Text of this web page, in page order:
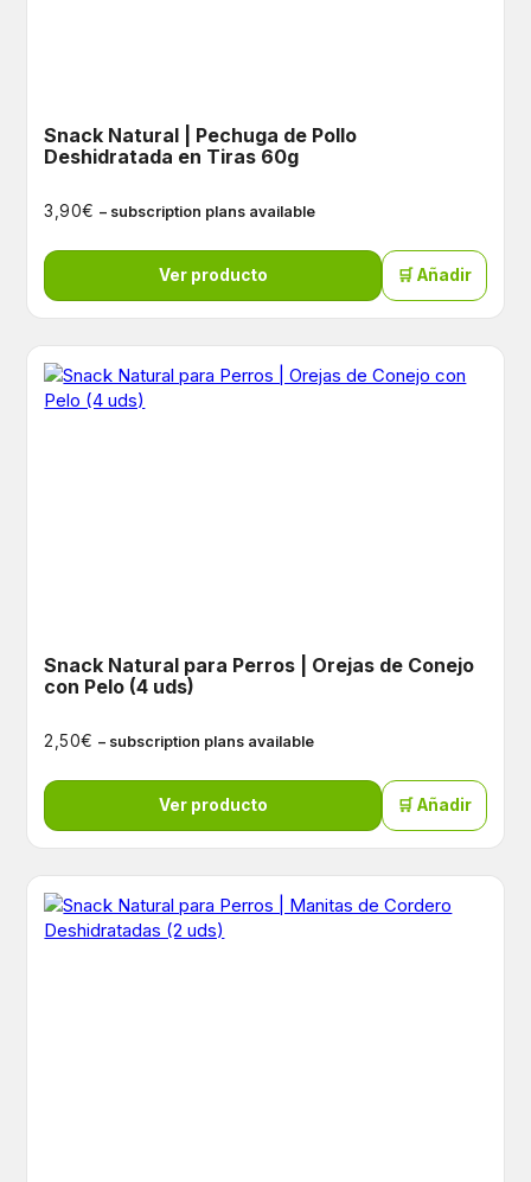
Snack Natural | Pechuga de Pollo
Deshidratada en Tiras 60g
3,90€ – subscription plans available
Ver producto 🛒 Añadir
Snack Natural para Perros | Orejas de Conejo
con Pelo (4 uds)
2,50€ – subscription plans available
Ver producto 🛒 Añadir